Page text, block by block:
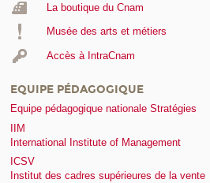
La boutique du Cnam
Musée des arts et métiers
Accès à IntraCnam
EQUIPE PÉDAGOGIQUE
Equipe pédagogique nationale Stratégies
IIM
International Institute of Management
ICSV
Institut des cadres supérieures de la vente